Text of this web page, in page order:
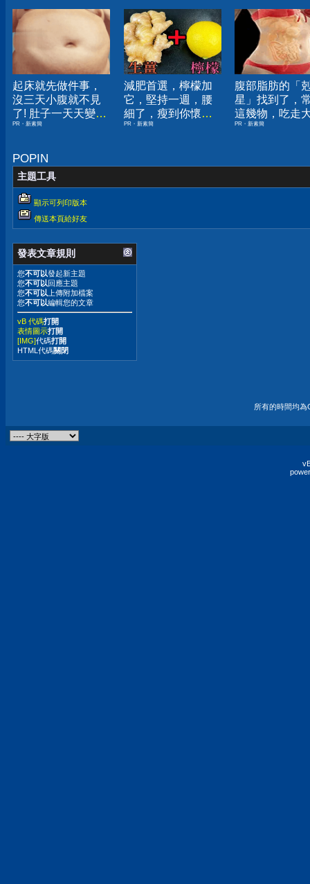
起床就先做件事，
沒三天小腹就不見
了! 肚子一天天變
小！
PR・新素簡
減肥首選，檸檬加
它，堅持一週，腰
細了，瘦到你懷疑
人生
PR・新素簡
腹部脂肪的「
星」找到了，
這幾物，吃走
囊，瘦出小蠻
PR・新素簡
POPIN
主題工具
顯示可列印版本
傳送本頁給好友
發表文章規則
您不可以發起新主題
您不可以回應主題
您不可以 上傳附加檔案
您不可以編輯您的文章
vB 代碼打開
表情圖示打開
[IMG]代碼打開
HTML代碼關閉
所有的時間均為